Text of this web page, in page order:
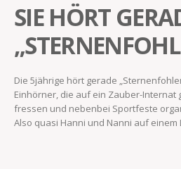
SIE HÖRT
Die 5jährige hört gerade
Einhörner, die auf ein Zauber-Internat
fressen und nebenbei Sportfeste
Also quasi Hanni und Nanni auf einem